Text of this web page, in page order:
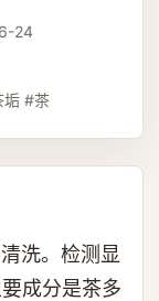
24
垢 #茶
洗。检测显
成分是茶多